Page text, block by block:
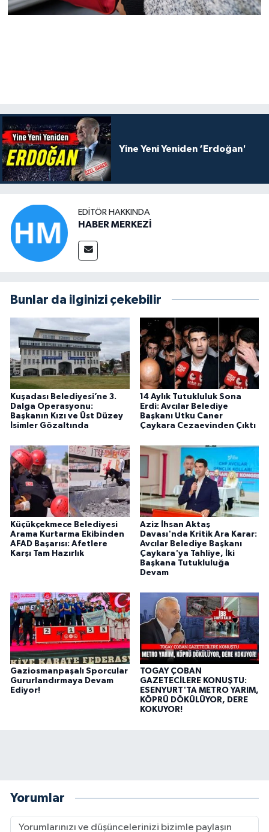
Yine Yeni Yeniden ‘Erdoğan'
EDITÖR HAKKINDA
HABER MERKEZİ
Bunlar da ilginizi çekebilir
Kuşadası Belediyesi’ne 3.
Dalga Operasyonu:
Başkanın Kızı ve Üst Düzey
İsimler Gözaltında
14 Aylık Tutukluluk Sona
Erdi: Avcılar Belediye
Başkanı Utku Caner
Çaykara Cezaevinden Çıktı
Küçükçekmece Belediyesi
Arama Kurtarma Ekibinden
AFAD Başarısı: Afetlere
Karşı Tam Hazırlık
Aziz İhsan Aktaş
Davası'nda Kritik Ara Karar:
Avcılar Belediye Başkanı
Çaykara'ya Tahliye, İki
Başkana Tutukluluğa
Devam
Gaziosmanpaşalı Sporcular
Gururlandırmaya Devam
Ediyor!
TOGAY ÇOBAN
GAZETECİLERE KONUŞTU:
ESENYURT'TA METRO YARIM,
KÖPRÜ DÖKÜLÜYOR, DERE
KOKUYOR!
Yorumlar